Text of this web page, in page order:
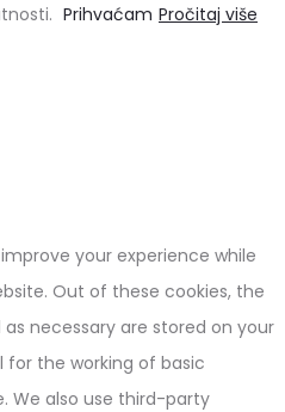
Prihvaćam Pročitaj više
your experience while
Out of these cookies, the
necessary are stored on your
for the working of basic
We also use third-party